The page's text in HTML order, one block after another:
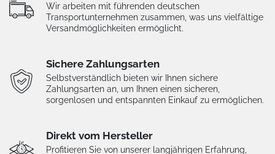
Wir arbeiten mit führenden deutschen
Transportunternehmen zusammen, was uns vielfältige
Versandmöglichkeiten ermöglicht.
Sichere Zahlungsarten
Selbstverständlich bieten wir Ihnen sichere
Zahlungsarten an, um Ihnen einen sicheren,
sorgenlosen und entspannten Einkauf zu ermöglichen.
Direkt vom Hersteller
Profitieren Sie von unserer langjährigen Erfahrung,